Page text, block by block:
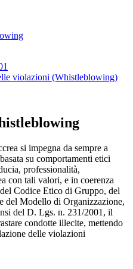
violazioni (Whistleblowing)
si impegna da sempre a
su comportamenti etici
professionalità,
con tali valori, e in coerenza
Codice Etico di Gruppo, del
del Modello di Organizzazione,
del D. Lgs. n. 231/2001, il
condotte illecite, mettendo
delle violazioni